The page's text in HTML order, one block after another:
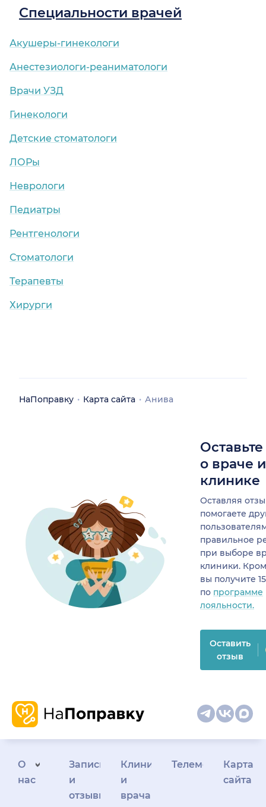
Специальности врачей
Акушеры-гинекологи
Анестезиологи-реаниматологи
Врачи УЗД
Гинекологи
Детские стоматологи
ЛОРы
Неврологи
Педиатры
Рентгенологи
Стоматологи
Терапевты
Хирурги
НаПоправку Карта сайта Анива
о враче
клинике
Оставляя
помогаете
правильное
при выборе
клиники.
вы получите
по программе
лояльности.
Оставить
отзыв
О
нас
Запись
и
отзывы
Клиникам
и
врачам
Телемедицина
Карта
сайта